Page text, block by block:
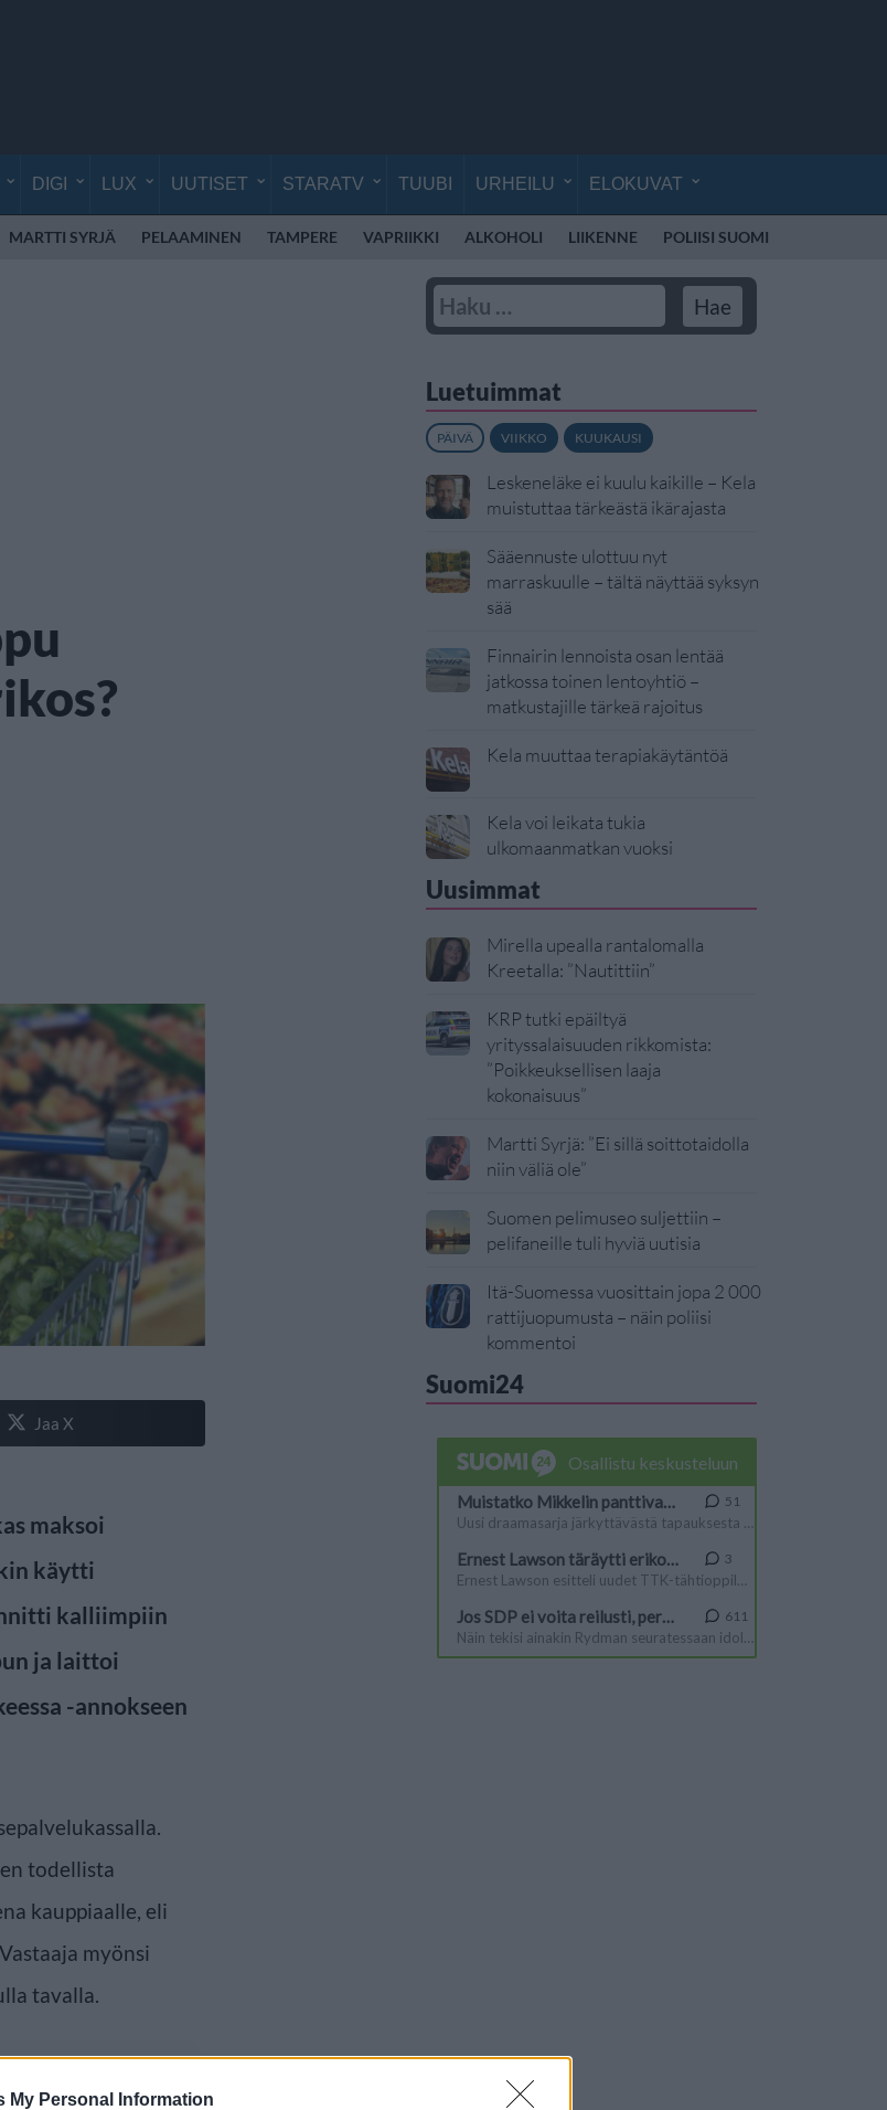
My Personal Information
DIGI LUX UUTISET STARATV TUUBI URHEILU ELOKUVAT
MARTTI SYRJÄ PELAAMINEN TAMPERE VAPRIIKKI ALKOHOLI LIIKENNE POLIISI SUOMI
Jaa X
maksoi
käytti
kalliimpiin
ja laittoi
-annokseen
todellista
kauppiaalle, eli
myönsi
tavalla.
Luetuimmat
PÄIVÄ VIIKKO KUUKAUSI
Leskeneläke ei kuulu kaikille – Kela
muistuttaa tärkeästä ikärajasta
Sääennuste ulottuu nyt
marraskuulle – tältä näyttää syksyn
sää
Finnairin lennoista osan lentää
jatkossa toinen lentoyhtiö –
matkustajille tärkeä rajoitus
Kela muuttaa terapiakäytäntöä
Kela voi leikata tukia
ulkomaanmatkan vuoksi
Uusimmat
Mirella upealla rantalomalla
Kreetalla: ”Nautittiin”
KRP tutki epäiltyä
yrityssalaisuuden rikkomista:
”Poikkeuksellisen laaja
kokonaisuus”
Martti Syrjä: ”Ei sillä soittotaidolla
niin väliä ole”
Suomen pelimuseo suljettiin –
pelifaneille tuli hyviä uutisia
Itä-Suomessa vuosittain jopa 2 000
rattijuopumusta – näin poliisi
kommentoi
Suomi24